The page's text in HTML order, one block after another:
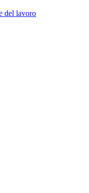
del lavoro